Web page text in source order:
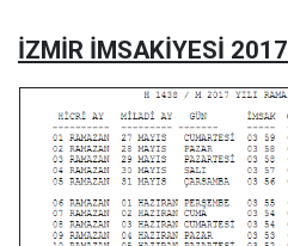
İZMİR İMSAKİYESİ 2017